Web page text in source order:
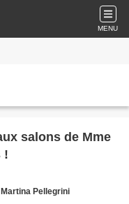
MENU
salons de Mme
!
Pellegrini